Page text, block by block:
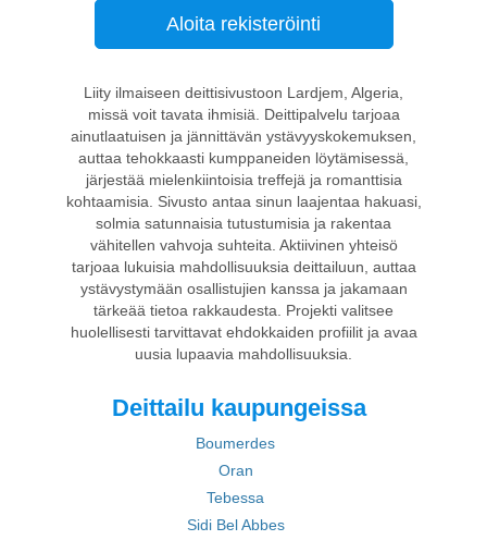
Aloita rekisteröinti
Liity ilmaiseen deittisivustoon Lardjem, Algeria,
missä voit tavata ihmisiä. Deittipalvelu tarjoaa
ainutlaatuisen ja jännittävän ystävyyskokemuksen,
auttaa tehokkaasti kumppaneiden löytämisessä,
järjestää mielenkiintoisia treffejä ja romanttisia
kohtaamisia. Sivusto antaa sinun laajentaa hakuasi,
solmia satunnaisia tutustumisia ja rakentaa
vähitellen vahvoja suhteita. Aktiivinen yhteisö
tarjoaa lukuisia mahdollisuuksia deittailuun, auttaa
ystävystymään osallistujien kanssa ja jakamaan
tärkeää tietoa rakkaudesta. Projekti valitsee
huolellisesti tarvittavat ehdokkaiden profiilit ja avaa
uusia lupaavia mahdollisuuksia.
Deittailu kaupungeissa
Boumerdes
Oran
Tebessa
Sidi Bel Abbes